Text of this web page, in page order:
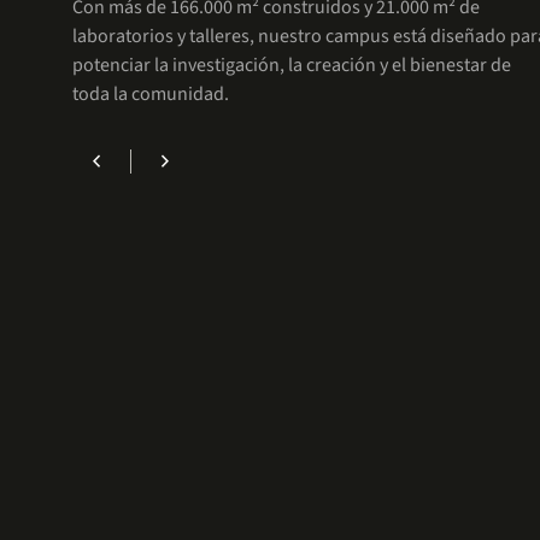
Con más de 166.000 m² construidos y 21.000 m² de
laboratorios y talleres, nuestro campus está diseñado
potenciar la investigación, la creación y el bienestar de
toda la comunidad.
chevron_left chevron_right